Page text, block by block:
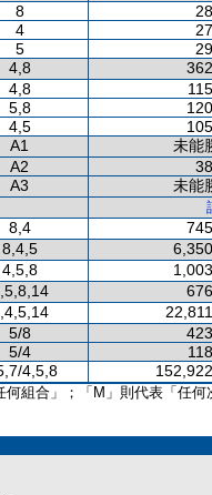
8
4
5
4,8
4,8
5,8
4,5
A1
未能
A2
A3
未能
8,4
8,4,5
4,5,8
5/8
5/4
4,5,8
組合」；「M」則代表「任何